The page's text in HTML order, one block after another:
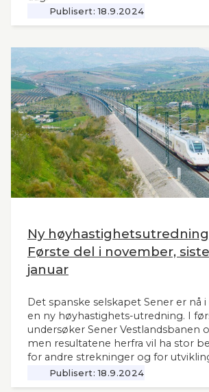
Publisert: 18.9.2024
Ny
Første del i november,
januar
Det spanske selskapet Sener er nå
en ny høyhastighets-utredning. I
undersøker Sener Vestlandsbanen
men resultatene herfra vil ha stor
for andre strekninger og for
jernbane generelt. Norsk Bane, er
for utredningen.
Publisert: 18.9.2024